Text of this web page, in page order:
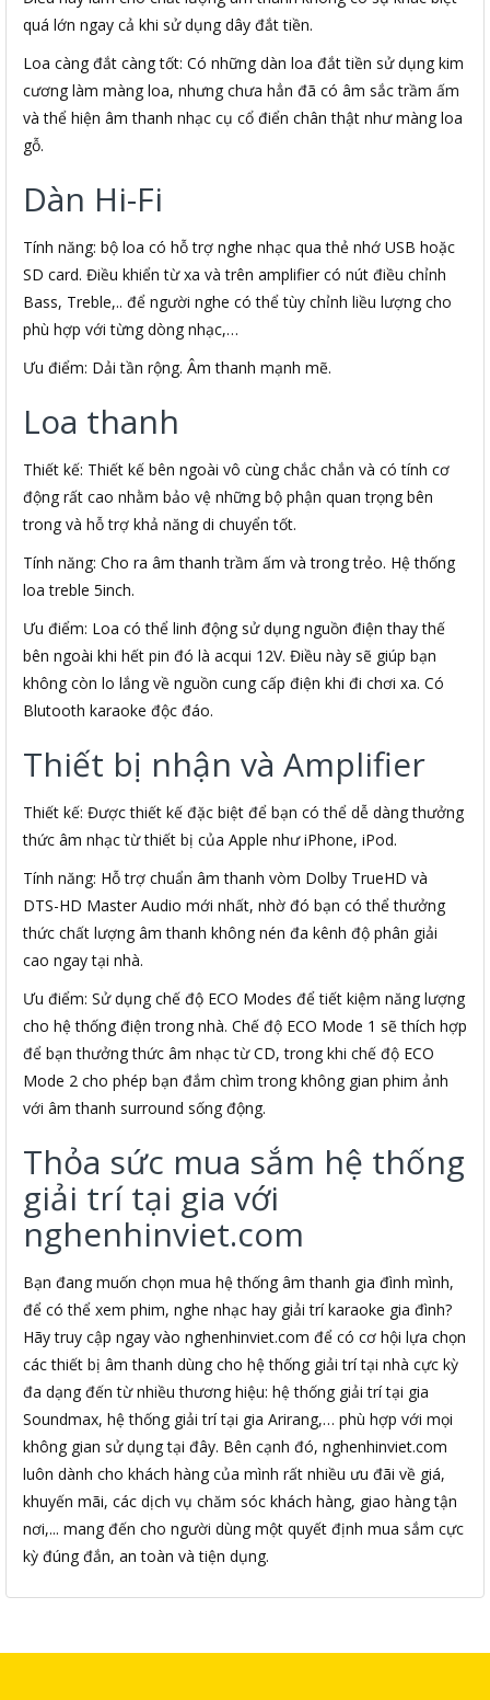
quá lớn ngay cả khi sử dụng dây đắt tiền.
Loa càng đắt càng tốt: Có những dàn loa đắt tiền sử dụng kim
cương làm màng loa, nhưng chưa hẳn đã có âm sắc trầm ấm
và thể hiện âm thanh nhạc cụ cổ điển chân thật như màng loa
gỗ.
Dàn Hi-Fi
Tính năng: bộ loa có hỗ trợ nghe nhạc qua thẻ nhớ USB hoặc
SD card. Điều khiển từ xa và trên amplifier có nút điều chỉnh
Bass, Treble,.. để người nghe có thể tùy chỉnh liều lượng cho
phù hợp với từng dòng nhạc,…
Ưu điểm: Dải tần rộng. Âm thanh mạnh mẽ.
Loa thanh
Thiết kế: Thiết kế bên ngoài vô cùng chắc chắn và có tính cơ
động rất cao nhằm bảo vệ những bộ phận quan trọng bên
trong và hỗ trợ khả năng di chuyển tốt.
Tính năng: Cho ra âm thanh trầm ấm và trong trẻo. Hệ thống
loa treble 5inch.
Ưu điểm: Loa có thể linh động sử dụng nguồn điện thay thế
bên ngoài khi hết pin đó là acqui 12V. Điều này sẽ giúp bạn
không còn lo lắng về nguồn cung cấp điện khi đi chơi xa. Có
Blutooth karaoke độc đáo.
Thiết bị nhận và Amplifier
Thiết kế: Được thiết kế đặc biệt để bạn có thể dễ dàng thưởng
thức âm nhạc từ thiết bị của Apple như iPhone, iPod.
Tính năng: Hỗ trợ chuẩn âm thanh vòm Dolby TrueHD và
DTS-HD Master Audio mới nhất, nhờ đó bạn có thể thưởng
thức chất lượng âm thanh không nén đa kênh độ phân giải
cao ngay tại nhà.
Ưu điểm: Sử dụng chế độ ECO Modes để tiết kiệm năng lượng
cho hệ thống điện trong nhà. Chế độ ECO Mode 1 sẽ thích hợp
để bạn thưởng thức âm nhạc từ CD, trong khi chế độ ECO
Mode 2 cho phép bạn đắm chìm trong không gian phim ảnh
với âm thanh surround sống động.
Thỏa sức mua sắm hệ thống
giải trí tại gia với
nghenhinviet.com
Bạn đang muốn chọn mua hệ thống âm thanh gia đình mình,
để có thể xem phim, nghe nhạc hay giải trí karaoke gia đình?
Hãy truy cập ngay vào nghenhinviet.com để có cơ hội lựa chọn
các thiết bị âm thanh dùng cho hệ thống giải trí tại nhà cực kỳ
đa dạng đến từ nhiều thương hiệu: hệ thống giải trí tại gia
Soundmax, hệ thống giải trí tại gia Arirang,… phù hợp với mọi
không gian sử dụng tại đây. Bên cạnh đó, nghenhinviet.com
luôn dành cho khách hàng của mình rất nhiều ưu đãi về giá,
khuyến mãi, các dịch vụ chăm sóc khách hàng, giao hàng tận
nơi,... mang đến cho người dùng một quyết định mua sắm cực
kỳ đúng đắn, an toàn và tiện dụng.